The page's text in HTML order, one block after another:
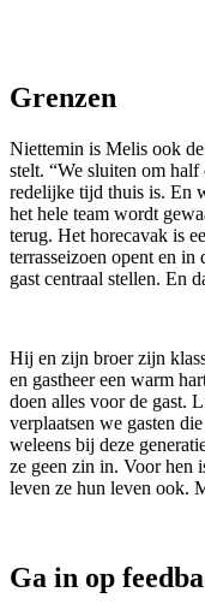
Grenzen
Niettemin is Melis ook
stelt. “We sluiten om half
redelijke tijd thuis is. En
het hele team wordt
terug. Het horecavak is
terrasseizoen opent en in
gast centraal stellen. En
Hij en zijn broer zijn
en gastheer een warm
doen alles voor de gast.
verplaatsen we gasten
weleens bij deze
ze geen zin in. Voor hen
leven ze hun leven ook.
Ga in op